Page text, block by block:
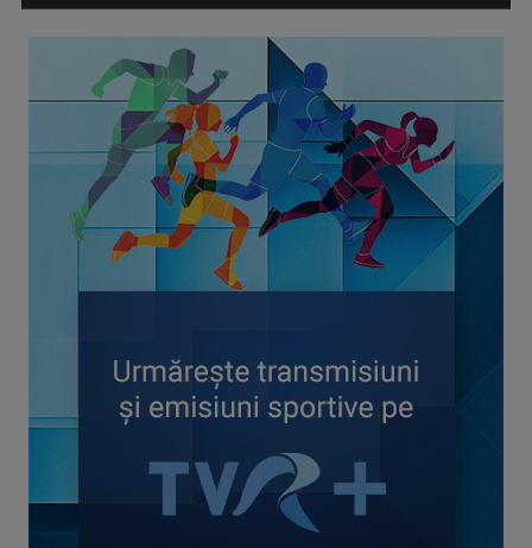
Spectacol total la TVR: David Popovici și tricolorii luptă